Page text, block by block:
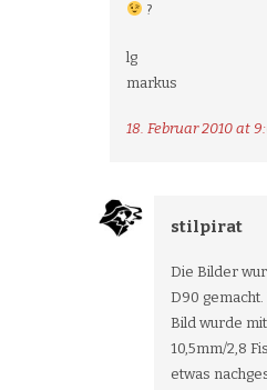
?
lg
markus
18. Februar 2010 at
stilpirat
Die Bilder
D90 gemacht.
Bild wurde
10,5mm/2,8
etwas